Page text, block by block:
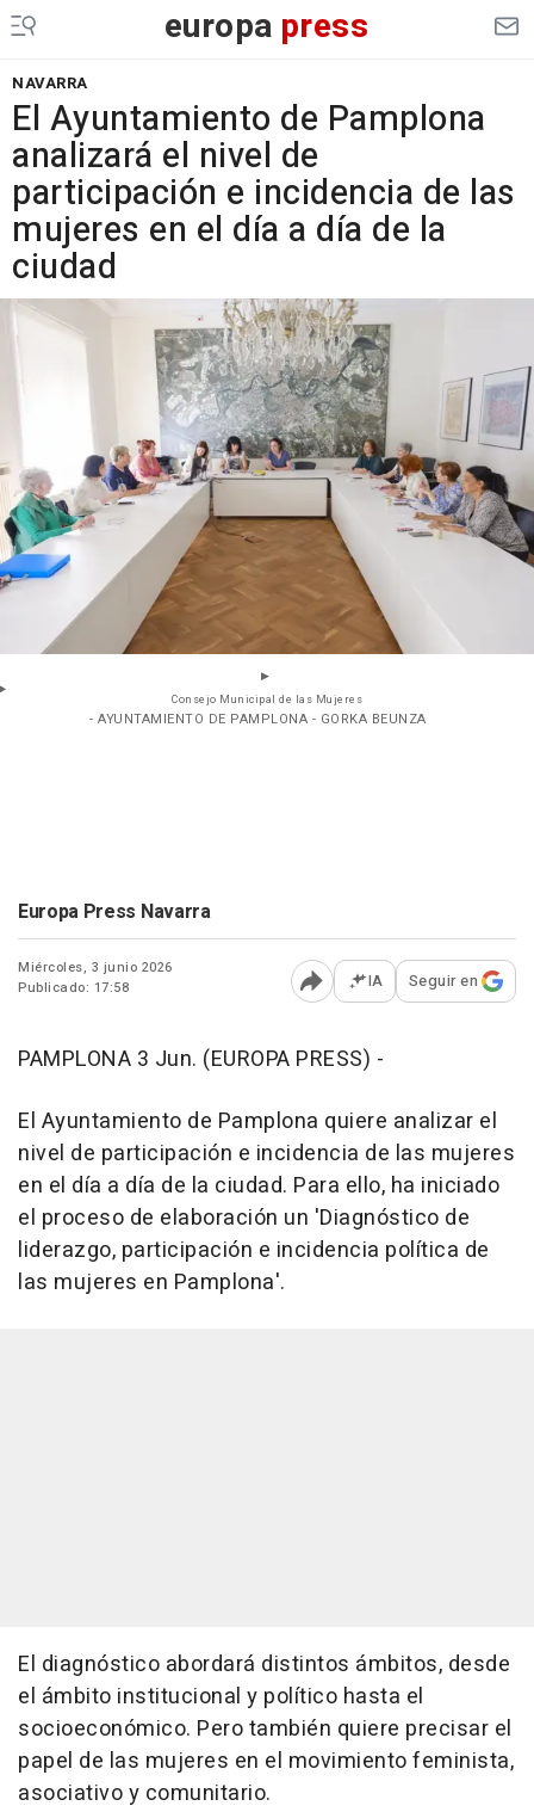
europa press
NAVARRA
El Ayuntamiento de Pamplona
analizará el nivel de
participación e incidencia de las
mujeres en el día a día de la
ciudad
Consejo Municipal de las Mujeres
- AYUNTAMIENTO DE PAMPLONA - GORKA BEUNZA
Europa Press Navarra
Miércoles, 3 junio 2026
Publicado: 17:58
Abrir opciones para
IA Seguir en
PAMPLONA 3 Jun. (EUROPA PRESS) -
El Ayuntamiento de Pamplona quiere analizar el
nivel de participación e incidencia de las mujeres
en el día a día de la ciudad. Para ello, ha iniciado
el proceso de elaboración un 'Diagnóstico de
liderazgo, participación e incidencia política de
las mujeres en Pamplona'.
El diagnóstico abordará distintos ámbitos, desde
el ámbito institucional y político hasta el
socioeconómico. Pero también quiere precisar el
papel de las mujeres en el movimiento feminista,
asociativo y comunitario.